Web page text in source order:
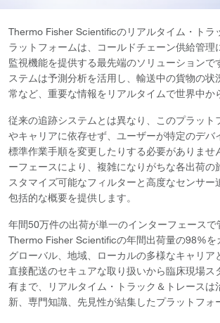
Thermo Fisher Scientificのリアルタイム・トラ
ラットフォームは、コールドチェーン供給管理
監視機能を提供する最先端のソリューションで
ステムは予測分析を活用し、輸送中の貨物の状
常など、重要な情報をリアルタイムで世界中か
従来の追跡システムとは異なり、このプラット
やキャリアに依存せず、ユーザーが特定のデバ
標準作業手順を変更したりする必要がありませ
ーフェースにより、複雑になりがちな各出荷の
スタマイズ可能なフィルターと高度なセンサー
包括的な概要を提供します。
年間50万件の出荷が単一のインターフェースで
Thermo Fisher Scientificの年間出荷量の98%を
グローバル、地域、ローカルの多様なキャリア
直接配送のセキュアな取り扱いから臨床現場ス
有まで、リアルタイム・トラック＆トレースは
新、専門知識、先見性が結集したプラットフォ